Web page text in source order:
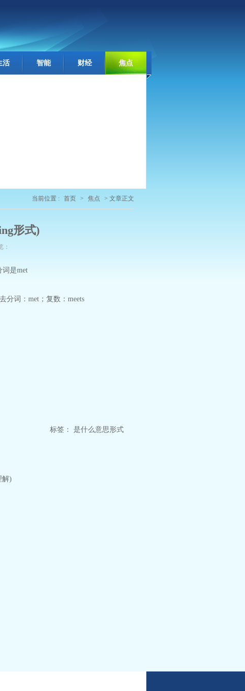
活 智能 财经 焦点
当前位置 : 首页 > 焦点 > 文章正文
形式)
：
词是met
分词：met；复数：meets
标签： 是什么意思形式
解)